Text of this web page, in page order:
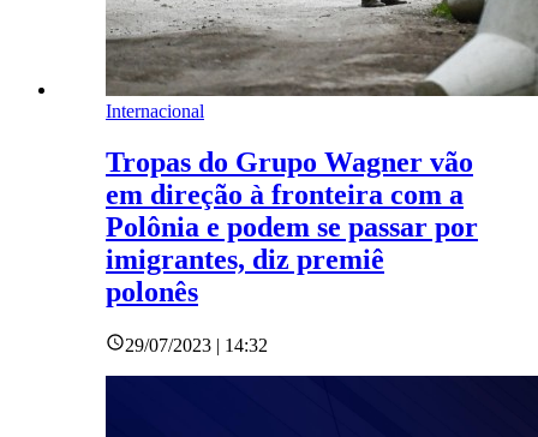
Internacional
Tropas do Grupo Wagner vão
em direção à fronteira com a
Polônia e podem se passar por
imigrantes, diz premiê
polonês
29/07/2023 | 14:32